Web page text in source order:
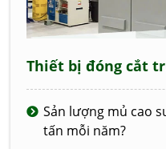
Thiết bị đóng cắt
Sản lượng mủ cao
tấn mỗi năm?